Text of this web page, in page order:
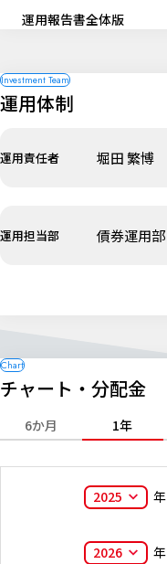
運用報告書全体版
運用体制
運用責任者 堀田 繁博
運用担当部 債券運用部
チャート・分配金
6か月 1年
2025 年
2026 年